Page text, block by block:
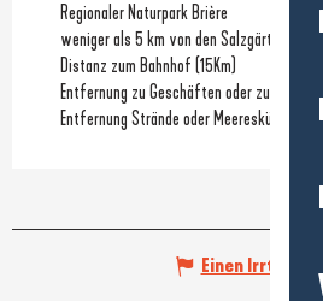
Regionaler Naturpark Brière
weniger als 5 km von den Salzgärten
Distanz zum Bahnhof (15Km)
Entfernung zu Geschäften oder zum
Entfernung Strände oder Meeresküste
Einen Irrtum